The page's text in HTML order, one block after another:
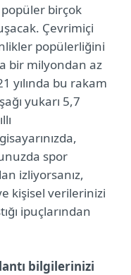
birçok
Çevrimiçi
popülerliğini
bir milyondan az
yılında bu rakam
yukarı 5,7
spor
izliyorsanız,
kişisel verilerinizi
ipuçlarından
bilgilerinizi